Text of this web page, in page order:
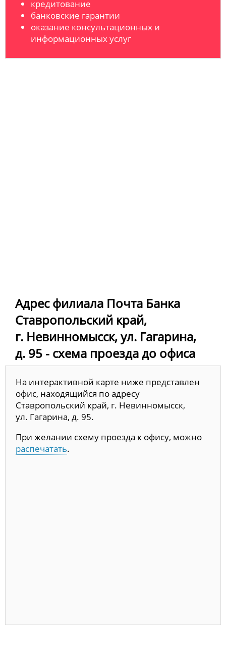
кредитование
банковские гарантии
оказание консультационных и
информационных услуг
Адрес филиала Почта Банка
Ставропольский край,
г. Невинномысск, ул. Гагарина,
д. 95 - схема проезда до офиса
На интерактивной карте ниже представлен
офис, находящийся по адресу
Ставропольский край, г. Невинномысск,
ул. Гагарина, д. 95.
При желании схему проезда к офису, можно
распечатать.